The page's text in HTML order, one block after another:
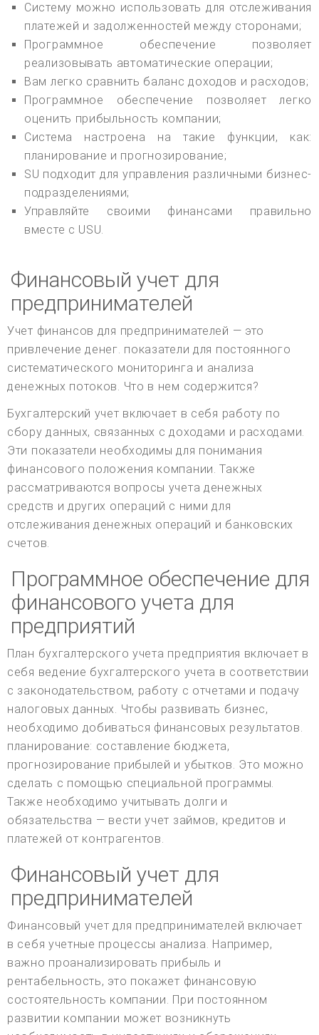
Систему можно использовать для отслеживания
платежей и задолженностей между сторонами;
Программное обеспечение позволяет
реализовывать автоматические операции;
Вам легко сравнить баланс доходов и расходов;
Программное обеспечение позволяет легко
оценить прибыльность компании;
Система настроена на такие функции, как:
планирование и прогнозирование;
SU подходит для управления различными бизнес-
подразделениями;
Управляйте своими финансами правильно
вместе с USU.
Финансовый учет для
предпринимателей
Учет финансов для предпринимателей — это
привлечение денег. показатели для постоянного
систематического мониторинга и анализа
денежных потоков. Что в нем содержится?
Бухгалтерский учет включает в себя работу по
сбору данных, связанных с доходами и расходами.
Эти показатели необходимы для понимания
финансового положения компании. Также
рассматриваются вопросы учета денежных
средств и других операций с ними для
отслеживания денежных операций и банковских
счетов.
Программное обеспечение для
финансового учета для
предприятий
План бухгалтерского учета предприятия включает в
себя ведение бухгалтерского учета в соответствии
с законодательством, работу с отчетами и подачу
налоговых данных. Чтобы развивать бизнес,
необходимо добиваться финансовых результатов.
планирование: составление бюджета,
прогнозирование прибылей и убытков. Это можно
сделать с помощью специальной программы.
Также необходимо учитывать долги и
обязательства — вести учет займов, кредитов и
платежей от контрагентов.
Финансовый учет для
предпринимателей
Финансовый учет для предпринимателей включает
в себя учетные процессы анализа. Например,
важно проанализировать прибыль и
рентабельность, это покажет финансовую
состоятельность компании. При постоянном
развитии компании может возникнуть